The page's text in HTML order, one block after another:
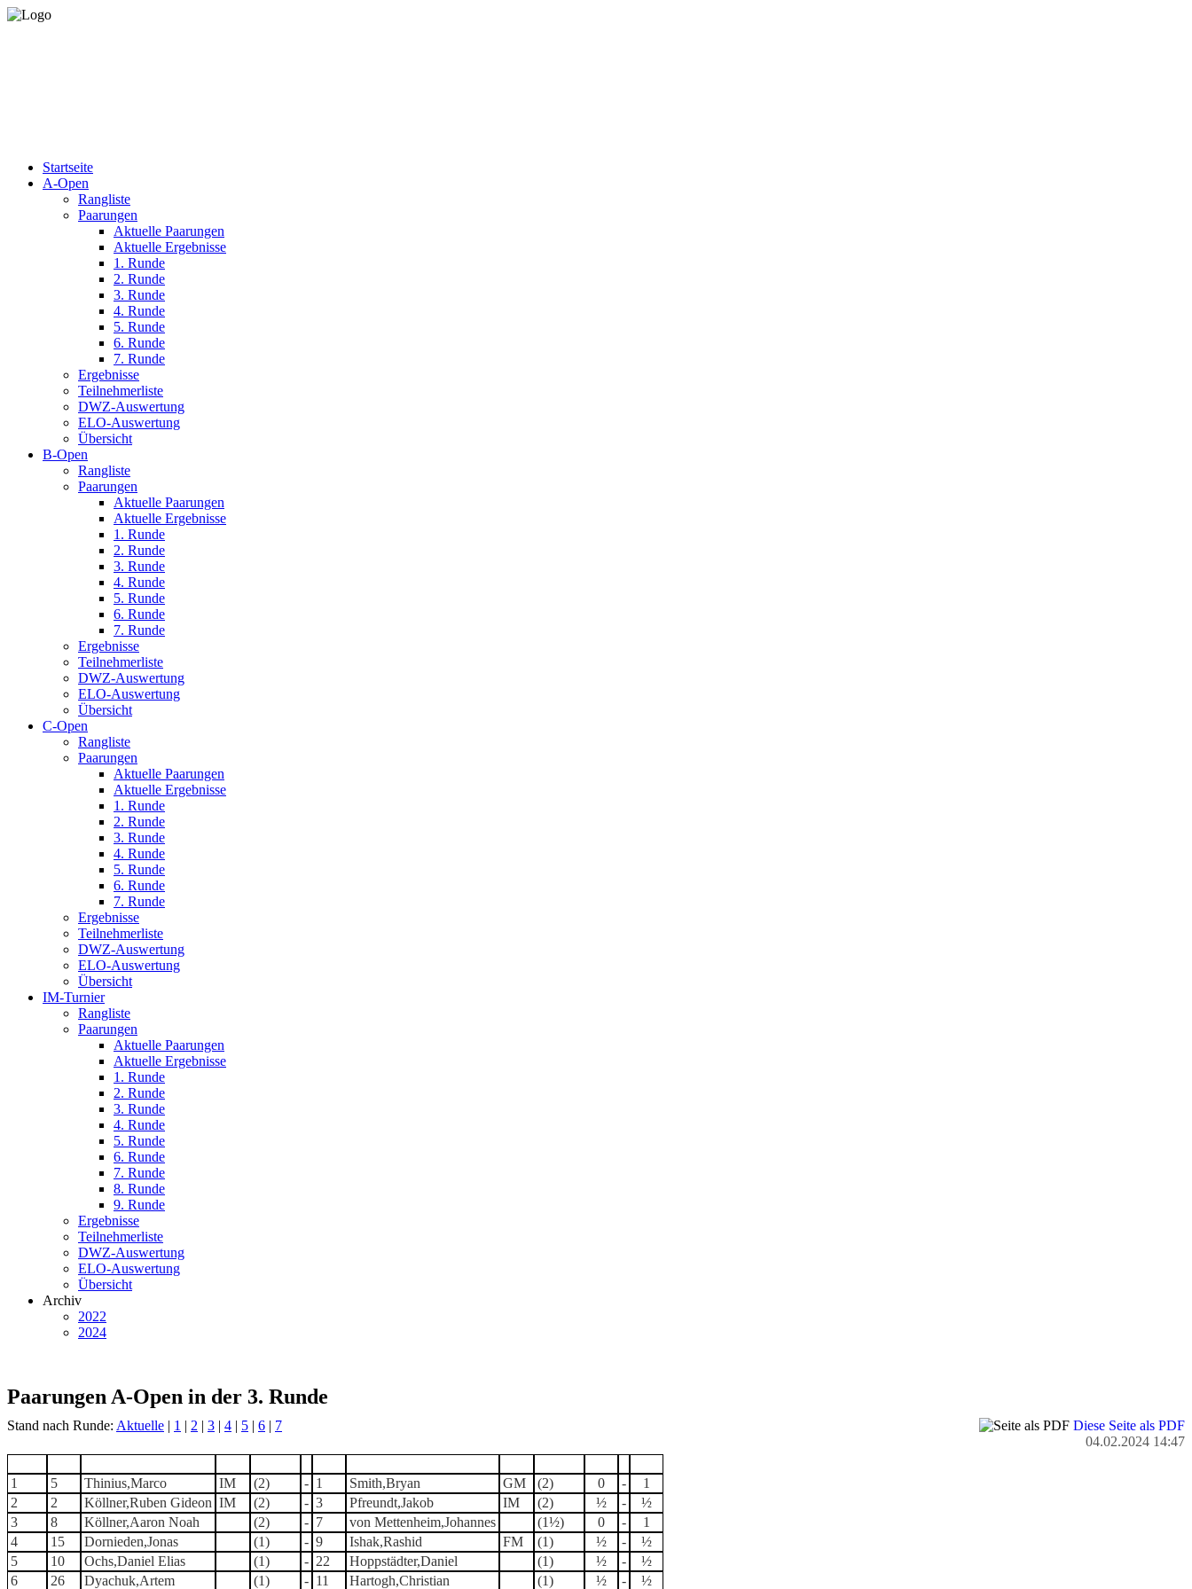
Startseite
A-Open
Rangliste
Paarungen
Aktuelle Paarungen
Aktuelle Ergebnisse
1. Runde
2. Runde
3. Runde
4. Runde
5. Runde
6. Runde
7. Runde
Ergebnisse
Teilnehmerliste
DWZ-Auswertung
ELO-Auswertung
Übersicht
B-Open
Rangliste
Paarungen
Aktuelle Paarungen
Aktuelle Ergebnisse
1. Runde
2. Runde
3. Runde
4. Runde
5. Runde
6. Runde
7. Runde
Ergebnisse
Teilnehmerliste
DWZ-Auswertung
ELO-Auswertung
Übersicht
C-Open
Rangliste
Paarungen
Aktuelle Paarungen
Aktuelle Ergebnisse
1. Runde
2. Runde
3. Runde
4. Runde
5. Runde
6. Runde
7. Runde
Ergebnisse
Teilnehmerliste
DWZ-Auswertung
ELO-Auswertung
Übersicht
IM-Turnier
Rangliste
Paarungen
Aktuelle Paarungen
Aktuelle Ergebnisse
1. Runde
2. Runde
3. Runde
4. Runde
5. Runde
6. Runde
7. Runde
8. Runde
9. Runde
Ergebnisse
Teilnehmerliste
DWZ-Auswertung
ELO-Auswertung
Übersicht
Archiv
2022
2024
Paarungen A-Open in der 3. Runde
Diese Seite als PDF
04.02.2024 14:47
Stand nach Runde: Aktuelle | 1 | 2 | 3 | 4 | 5 | 6 | 7
1
5 Thinius,Marco IM (2) - 1 Smith,Bryan GM (2) 0 -
1
2
2 Köllner,Ruben Gideon IM (2) - 3 Pfreundt,Jakob IM (2) ½ -
½
3
8 Köllner,Aaron Noah (2) - 7 von Mettenheim,Johannes (1½) 0 -
1
4
15 Dornieden,Jonas (1) - 9 Ishak,Rashid FM (1) ½ -
½
5
10 Ochs,Daniel Elias (1) - 22 Hoppstädter,Daniel (1) ½ -
½
6
26 Dyachuk,Artem (1) - 11 Hartogh,Christian (1) ½ - ½